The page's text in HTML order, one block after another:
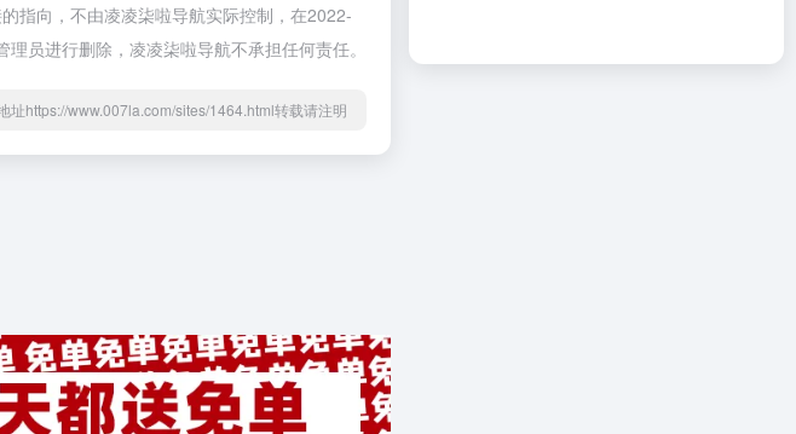
指向，不由凌凌柒啦导航实际控制，在2022-
员进行删除，凌凌柒啦导航不承担任何责任。
址https://www.007la.com/sites/1464.html转载请注明